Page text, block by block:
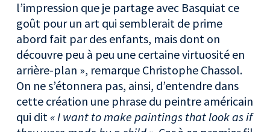
l’impression que je partage avec Basquiat ce
goût pour un art qui semblerait de prime
abord fait par des enfants, mais dont on
découvre peu à peu une certaine virtuosité en
arrière-plan », remarque Christophe Chassol.
On ne s’étonnera pas, ainsi, d’entendre dans
cette création une phrase du peintre américain
qui dit« I want to make paintings that look as if